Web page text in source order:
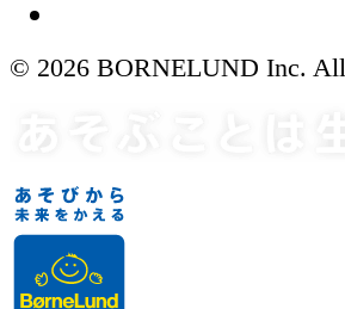
© 2026 BORNELUND Inc.